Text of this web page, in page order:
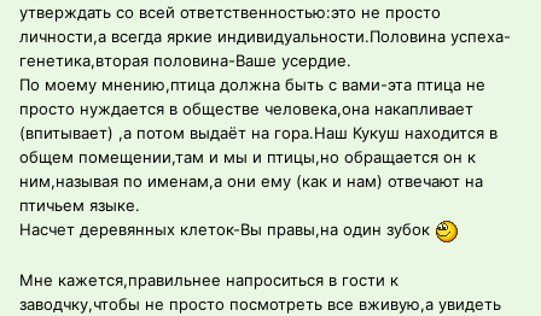
утверждать со всей ответственностью:это не просто
личности,а всегда яркие индивидуальности.Половина успеха-
генетика,вторая половина-Ваше усердие.
По моему мнению,птица должна быть с вами-эта птица не
просто нуждается в обществе человека,она накапливает
(впитывает) ,а потом выдаёт на гора.Наш Кукуш находится в
общем помещении,там и мы и птицы,но обращается он к
ним,называя по именам,а они ему (как и нам) отвечают на
птичьем языке.
Насчет деревянных клеток-Вы правы,на один зубок
Мне кажется,правильнее напроситься в гости к
заводчку,чтобы не просто посмотреть все вживую,а увидеть